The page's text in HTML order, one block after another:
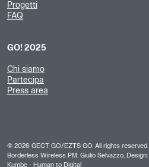
Progetti
FAQ
GO! 2025
Chi siamo
Partecipa
Press area
© 2026 GECT GO/EZTS GO. All rights reserved.
Borderless Wireless PM: Giulio Selvazzo, Design:
Kumbe - Human to Digital